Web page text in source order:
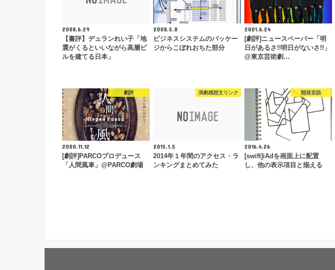
2008.6.29
【書評】デュランれい子「地
震がくるといいながら高層ビ
ルを建てる日本」
2008.5.8
ビジネスシステムのパッケー
ジからこぼれおちた部分
2001.6.24
[劇評]ニュースペーパー「明
日があるさ!!明日がないさ!!」
@東京芸術劇…
劇評
2000.11.12
[劇評]PARCOプロデュース
「人間風車」@PARCO劇場
演劇感想文リンク
2015.1.5
2014年１年間のアクセス・ラ
ンキングまとめてみた
開発言語
2016.4.26
[swift]iAdを画面上に配置
し、他の表示項目と揃える